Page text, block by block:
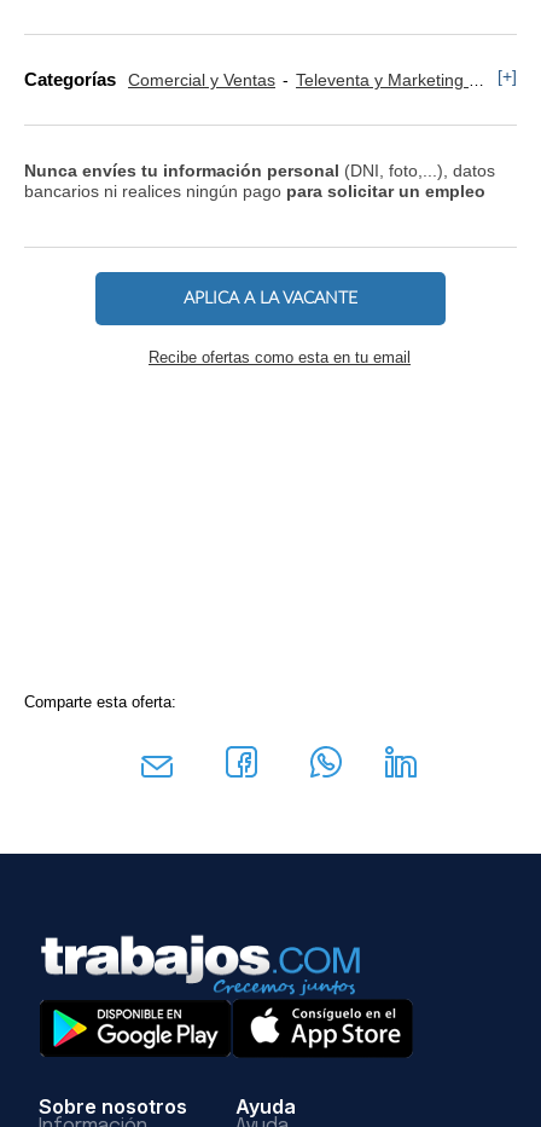
Categorías Comercial y Ventas Televenta y Marketing Telefónico [+]
Nunca envíes tu información personal (DNI, foto,...), datos
bancarios ni realices ningún pago para solicitar un empleo
APLICA A LA VACANTE
Recibe ofertas como esta en tu email
Comparte esta oferta:
Sobre nosotros Ayuda